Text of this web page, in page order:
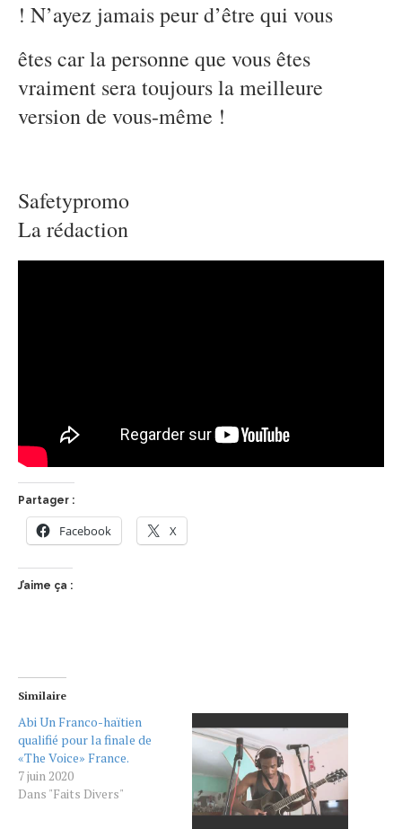
! N’ayez jamais peur d’être qui vous
êtes car la personne que vous êtes
vraiment sera toujours la meilleure
version de vous-même !
Safetypromo
La rédaction
Partager :
Facebook X
J’aime ça :
Similaire
Abi Un Franco-haïtien
qualifié pour la finale de
«The Voice» France.
7 juin 2020
Dans "Faits Divers"